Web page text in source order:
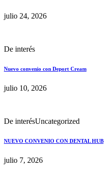
julio 24, 2026
De interés
Nuevo convenio con Deport Cream
julio 10, 2026
De interésUncategorized
NUEVO CONVENIO CON DENTAL HUB
julio 7, 2026